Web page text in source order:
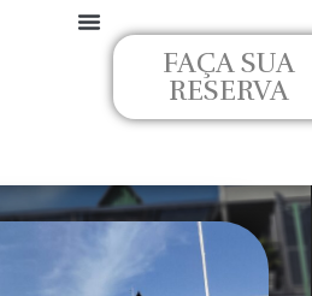
FAÇA SUA
RESERVA